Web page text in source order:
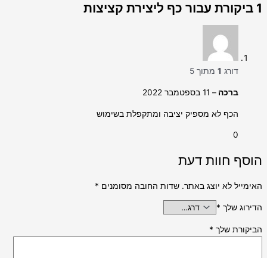
1 ביקורת עבור כף ליצירת קציצות
דורג 1 מתוך 5
ברכה – 11 בספטמבר 2022
הכף לא מספיק יציבה ומתקפלת בשימוש
0
הוסף חוות דעת
האימייל לא יוצג באתר. שדות החובה מסומנים *
הדירוג שלך *
הביקורת שלך *